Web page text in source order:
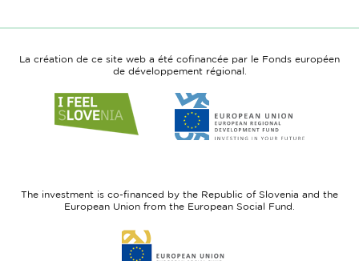
La création de ce site web a été cofinancée par le Fonds européen
de développement régional.
to
website
to
website
Fund
The investment is co-financed by the Republic of Slovenia and the
European Union from the European Social Fund.
to